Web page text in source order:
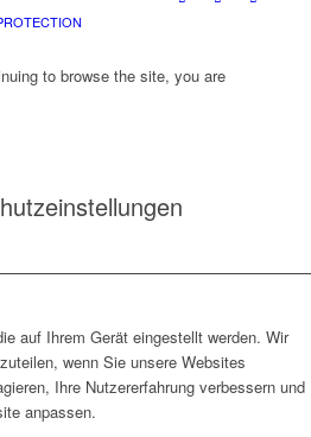
to browse the site, you are
auf Ihrem Gerät eingestellt werden. Wir
wenn Sie unsere Websites
Ihre Nutzererfahrung verbessern und
anpassen.